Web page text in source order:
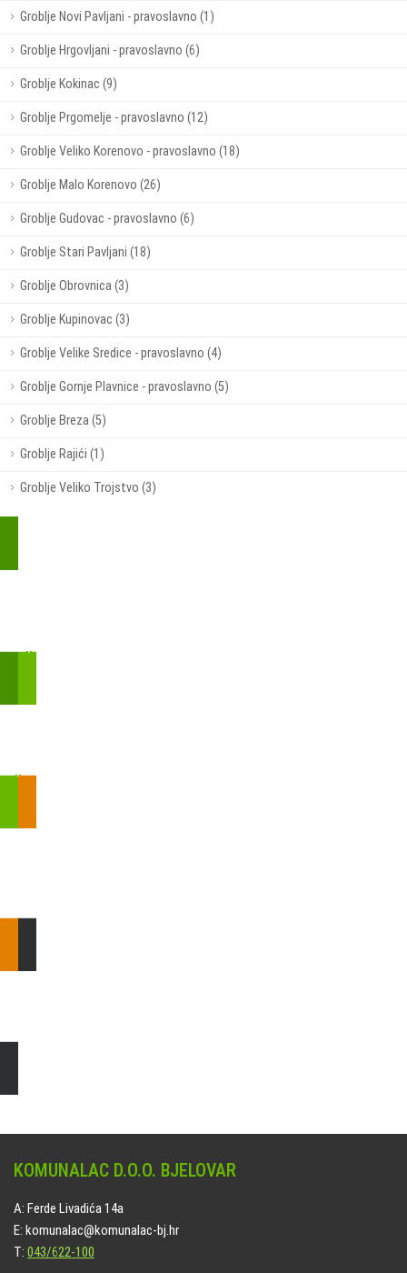
Groblje Novi Pavljani - pravoslavno (1)
Groblje Hrgovljani - pravoslavno (6)
Groblje Kokinac (9)
Groblje Prgomelje - pravoslavno (12)
Groblje Veliko Korenovo - pravoslavno (18)
Groblje Malo Korenovo (26)
Groblje Gudovac - pravoslavno (6)
Groblje Stari Pavljani (18)
Groblje Obrovnica (3)
Groblje Kupinovac (3)
Groblje Velike Sredice - pravoslavno (4)
Groblje Gornje Plavnice - pravoslavno (5)
Groblje Breza (5)
Groblje Rajići (1)
Groblje Veliko Trojstvo (3)
KOMUNALAC D.O.O. BJELOVAR
A: Ferde Livadića 14a
E: komunalac@komunalac-bj.hr
T: 043/622-100